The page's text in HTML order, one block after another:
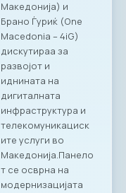
компаниите, така и
за сите нивни
вработени,
поставувајќи нови
стандарди во
корпоративното
дружење.“ – изјави
Ирена Голомеиќ,
Директор на
продажба, RAGUSA
Group Сеопфатно
партнерство со
целото портфолио